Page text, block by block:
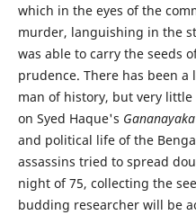
which in the eyes of the
murder, languishing in the
was able to carry the seeds
prudence. There has been
man of history, but very
on Syed Haque's Gananayaka
and political life of the
assassins tried to spread
night of 75, collecting the
budding researcher will be